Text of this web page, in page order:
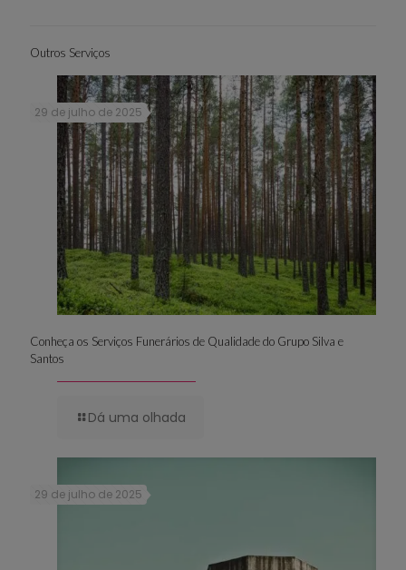
Outros Serviços
29 de julho de 2025
Conheça os Serviços Funerários de Qualidade do Grupo Silva e
Santos
Dá uma olhada
29 de julho de 2025